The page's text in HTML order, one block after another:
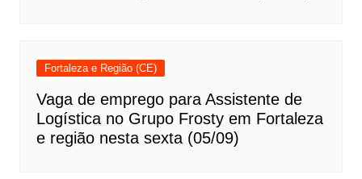
Fortaleza e Região (CE)
Vaga de emprego para Assistente de
Logística no Grupo Frosty em Fortaleza
e região nesta sexta (05/09)